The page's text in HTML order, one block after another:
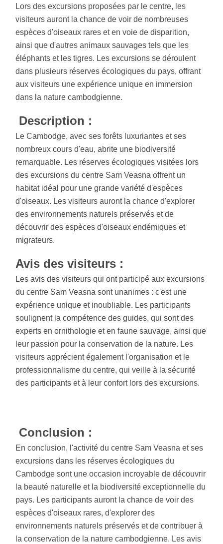
Lors des excursions proposées par le centre, les
visiteurs auront la chance de voir de nombreuses
espèces d'oiseaux rares et en voie de disparition,
ainsi que d'autres animaux sauvages tels que les
éléphants et les tigres. Les excursions se déroulent
dans plusieurs réserves écologiques du pays, offrant
aux visiteurs une expérience unique en immersion
dans la nature cambodgienne.
Description :
Le Cambodge, avec ses forêts luxuriantes et ses
nombreux cours d'eau, abrite une biodiversité
remarquable. Les réserves écologiques visitées lors
des excursions du centre Sam Veasna offrent un
habitat idéal pour une grande variété d'espèces
d'oiseaux. Les visiteurs auront la chance d'explorer
des environnements naturels préservés et de
découvrir des espèces d'oiseaux endémiques et
migrateurs.
Avis des visiteurs :
Les avis des visiteurs qui ont participé aux excursions
du centre Sam Veasna sont unanimes : c'est une
expérience unique et inoubliable. Les participants
soulignent la compétence des guides, qui sont des
experts en ornithologie et en faune sauvage, ainsi que
leur passion pour la conservation de la nature. Les
visiteurs apprécient également l'organisation et le
professionnalisme du centre, qui veille à la sécurité
des participants et à leur confort lors des excursions.
Conclusion :
En conclusion, l'activité du centre Sam Veasna et ses
excursions dans les réserves écologiques du
Cambodge sont une occasion incroyable de découvrir
la beauté naturelle et la biodiversité exceptionnelle du
pays. Les participants auront la chance de voir des
espèces d'oiseaux rares, d'explorer des
environnements naturels préservés et de contribuer à
la conservation de la nature cambodgienne. Les avis